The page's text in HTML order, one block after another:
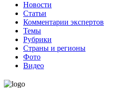
Новости
Статьи
Комментарии экспертов
Темы
Рубрики
Страны и регионы
Фото
Видео